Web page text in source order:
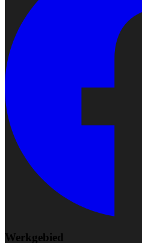
Werkgebied